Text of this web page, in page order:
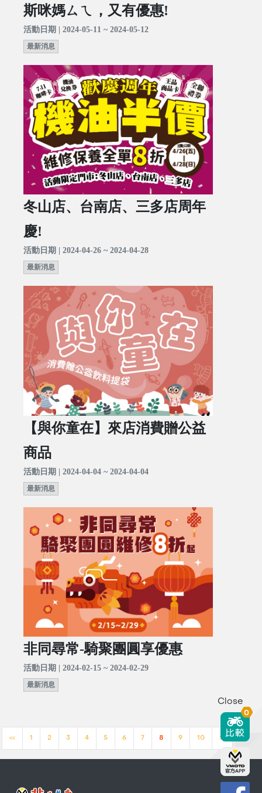
斯咪媽ㄙㄟ，又有優惠!
活動日期 | 2024-05-11 ~ 2024-05-12
最新消息
冬山店、台南店、三多店周年
慶!
活動日期 | 2024-04-26 ~ 2024-04-28
最新消息
【與你童在】來店消費贈公益
商品
活動日期 | 2024-04-04 ~ 2024-04-04
最新消息
非同尋常-騎聚團圓享優惠
活動日期 | 2024-02-15 ~ 2024-02-29
最新消息
<< 1 2 3 4 5 6 7 8 9 10 >>
Close
0